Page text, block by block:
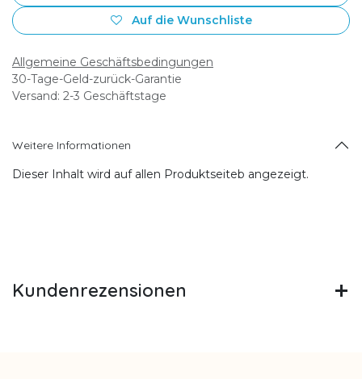
Auf die Wunschliste
Allgemeine Geschäftsbedingungen
30-Tage-Geld-zurück-Garantie
Versand: 2-3 Geschäftstage
Weitere Informationen
Dieser Inhalt wird auf allen Produktseiteb angezeigt.
Kundenrezensionen